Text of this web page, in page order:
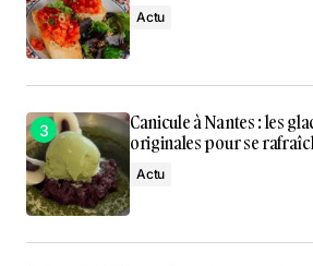
Actu
Canicule à Nantes : les
originales pour se
Actu